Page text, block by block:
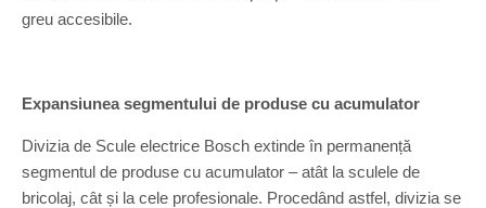
greu accesibile.
Expansiunea segmentului de produse cu acumulator
Divizia de Scule electrice Bosch extinde în permanență
segmentul de produse cu acumulator – atât la sculele de
bricolaj, cât și la cele profesionale. Procedând astfel, divizia se